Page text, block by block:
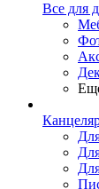
Все для